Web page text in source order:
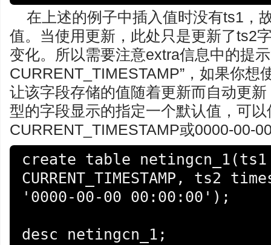
在上述的例子中插入值时没有ts1，
值。当使用更新，此处只是更新了ts2
变化。所以需要注意extra信息中的提
CURRENT_TIMESTAMP”，如果你想
让该字段存储的值随着更新而自动更
型的字段显示的指定一个默认值，可以
CURRENT_TIMESTAMP或0000-00-
create table
CURRENT_TIMESTAMP, ts2
'0000-00-00 00:00:00');
desc netingcn_1;